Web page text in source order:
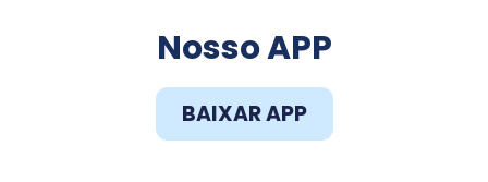
Nosso APP
BAIXAR APP